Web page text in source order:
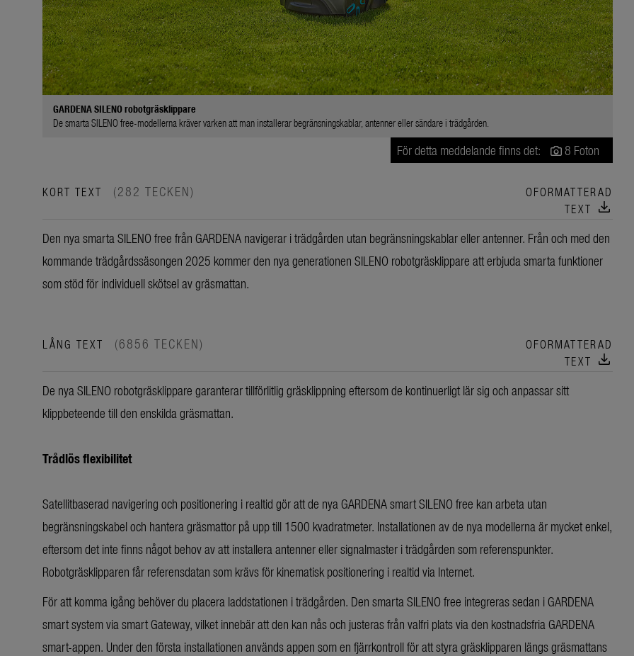
GARDENA SILENO robotgräsklippare
De smarta SILENO free-modellerna kräver varken att man installerar begränsningskablar, antenner eller sändare i trädgården.
För detta meddelande finns det: 8 Foton
KORT TEXT (282 TECKEN)
OFORMATTERAD
TEXT download
Den nya smarta SILENO free från GARDENA navigerar i trädgården utan begränsningskablar eller antenner. Från och med den
kommande trädgårdssäsongen 2025 kommer den nya generationen SILENO robotgräsklippare att erbjuda smarta funktioner
som stöd för individuell skötsel av gräsmattan.
LÅNG TEXT (6856 TECKEN)
OFORMATTERAD
TEXT download
De nya SILENO robotgräsklippare garanterar tillförlitlig gräsklippning eftersom de kontinuerligt lär sig och anpassar sitt
klippbeteende till den enskilda gräsmattan.
Trådlös flexibilitet
Satellitbaserad navigering och positionering i realtid gör att de nya GARDENA smart SILENO free kan arbeta utan
begränsningskabel och hantera gräsmattor på upp till 1500 kvadratmeter. Installationen av de nya modellerna är mycket enkel,
eftersom det inte finns något behov av att installera antenner eller signalmaster i trädgården som referenspunkter.
Robotgräsklipparen får referensdatan som krävs för kinematisk positionering i realtid via Internet.
För att komma igång behöver du placera laddstationen i trädgården. Den smarta SILENO free integreras sedan i GARDENA
smart system via smart Gateway, vilket innebär att den kan nås och justeras från valfri plats via den kostnadsfria GARDENA
smart-appen. Under den första installationen används appen som en fjärrkontroll för att styra gräsklipparen längs gräsmattans